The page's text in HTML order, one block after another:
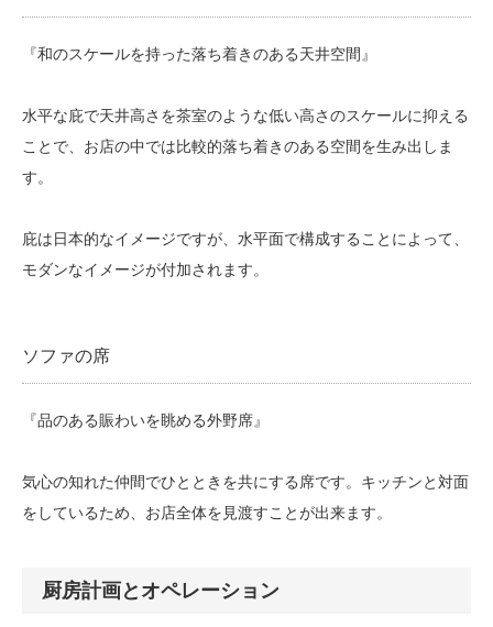
『和のスケールを持った落ち着きのある天井空間』
水平な庇で天井高さを茶室のような低い高さのスケールに抑える
ことで、お店の中では比較的落ち着きのある空間を生み出しま
す。
庇は日本的なイメージですが、水平面で構成することによって、
モダンなイメージが付加されます。
ソファの席
『品のある賑わいを眺める外野席』
気心の知れた仲間でひとときを共にする席です。キッチンと対面
をしているため、お店全体を見渡すことが出来ます。
厨房計画とオペレーション